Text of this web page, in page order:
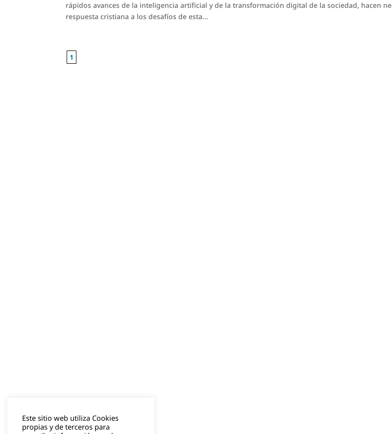
rápidos avances de la inteligencia artificial y de la transformación digital de la sociedad, hacen
respuesta cristiana a los desafíos de esta...
1
Este sitio web utiliza Cookies
propias y de terceros para